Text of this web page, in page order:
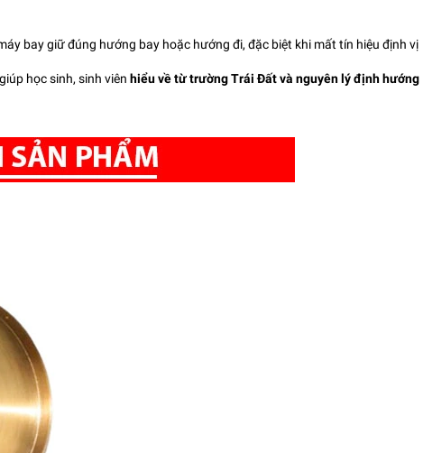
bay giữ đúng hướng bay hoặc hướng đi, đặc biệt khi mất tín hiệu định vị
học sinh, sinh viên hiểu về từ trường Trái Đất và nguyên lý định hướng